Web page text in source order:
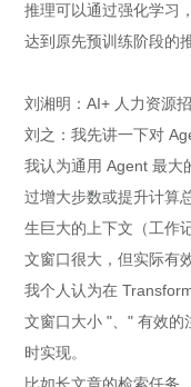
推理可以通过强化学习
达到原先预训练阶段的
刘湘明：AI+ 人力资源
刘之：我先讲一下对
我认为通用 Agent 最大
过增大步数或提升计算
生巨大的上下文（工作
文窗口很大，但实际有
我个人认为在
文窗口大小 "、" 有效的
时实现。